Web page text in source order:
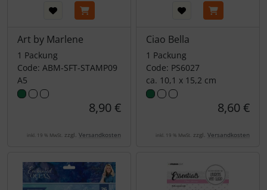
Art by Marlene
1 Packung
Code: ABM-SFT-STAMP09
A5
8,90 €
inkl. 19 % MwSt. zzgl. Versandkosten
Ciao Bella
1 Packung
Code: PS6027
ca. 10,1 x 15,2 cm
8,60 €
inkl. 19 % MwSt. zzgl. Versandkosten